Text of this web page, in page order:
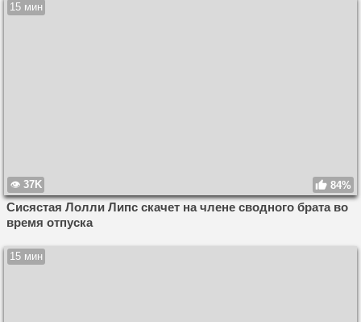
15 мин
37K 84%
Сисястая Лолли Липс скачет на члене сводного брата во
время отпуска
15 мин